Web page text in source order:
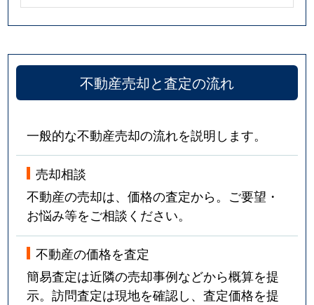
不動産売却と査定の流れ
一般的な不動産売却の流れを説明します。
売却相談
不動産の売却は、価格の査定から。ご要望・
お悩み等をご相談ください。
不動産の価格を査定
簡易査定は近隣の売却事例などから概算を提
示。訪問査定は現地を確認し、査定価格を提